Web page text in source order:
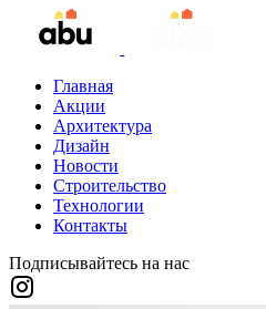
Главная
Акции
Архитектура
Дизайн
Новости
Строительство
Технологии
Контакты
Подписывайтесь на нас